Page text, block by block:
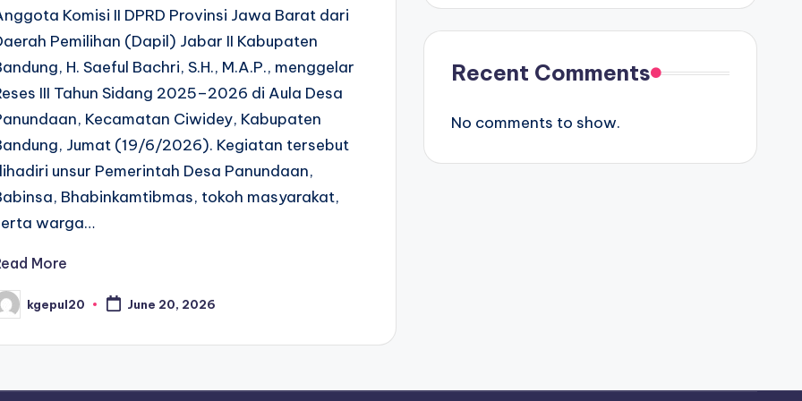
Komisi II DPRD Provinsi Jawa Barat dari
Pemilihan (Dapil) Jabar II Kabupaten
H. Saeful Bachri, S.H., M.A.P., menggelar
III Tahun Sidang 2025–2026 di Aula Desa
Kecamatan Ciwidey, Kabupaten
Jumat (19/6/2026). Kegiatan tersebut
unsur Pemerintah Desa Panundaan,
Bhabinkamtibmas, tokoh masyarakat,
warga…
More
kgepul20 June 20, 2026
Recent Comments
No comments to show.